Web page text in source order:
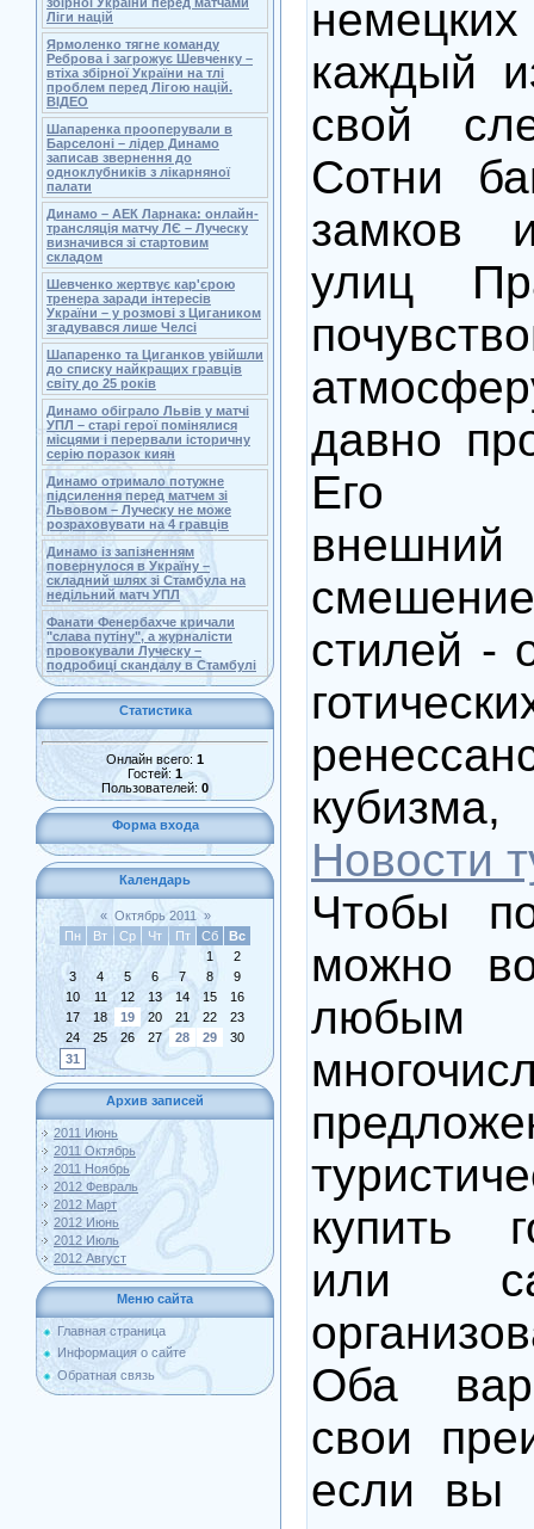
Ліги націй
Ярмоленко тягне команду
Реброва і загрожує Шевченку –
втіха збірної України на тлі
проблем перед Лігою націй.
ВІДЕО
Шапаренка прооперували в
Барселоні – лідер Динамо
записав звернення до
одноклубників з лікарняної
палати
Динамо – АЕК Ларнака: онлайн-
трансляція матчу ЛЄ – Луческу
визначився зі стартовим
складом
Шевченко жертвує кар'єрою
тренера заради інтересів
України – у розмові з Цигаником
згадувався лише Челсі
Шапаренко та Циганков увійшли
до списку найкращих гравців
світу до 25 років
Динамо обіграло Львів у матчі
УПЛ – старі герої помінялися
місцями і перервали історичну
серію поразок киян
Динамо отримало потужне
підсилення перед матчем зі
Львовом – Луческу не може
розраховувати на 4 гравців
Динамо із запізненням
повернулося в Україну –
складний шлях зі Стамбула на
недільний матч УПЛ
Фанати Фенербахче кричали
"слава путіну", а журналісти
провокували Луческу –
подробиці скандалу в Стамбулі
Статистика
Онлайн всего: 1
Гостей: 1
Пользователей: 0
Форма входа
Календарь
« Октябрь 2011
»
Пн
Вт Ср Чт Пт Сб
Вс
1
2
3
4 5 6 7 8
9
10
11 12 13 14 15
16
17
18 19 20 21 22
23
24
25 26 27 28 29
30
31
Архив записей
2011 Июнь
2011 Октябрь
2011 Ноябрь
2012 Февраль
2012 Март
2012 Июнь
2012 Июль
2012 Август
Меню сайта
Главная страница
Информация о сайте
Обратная связь
каждый
свой
Сотни
замков
улиц
давно
Его
внешний
стилей -
Новости
Чтобы
можно
купить
или
Оба
свои
если вы